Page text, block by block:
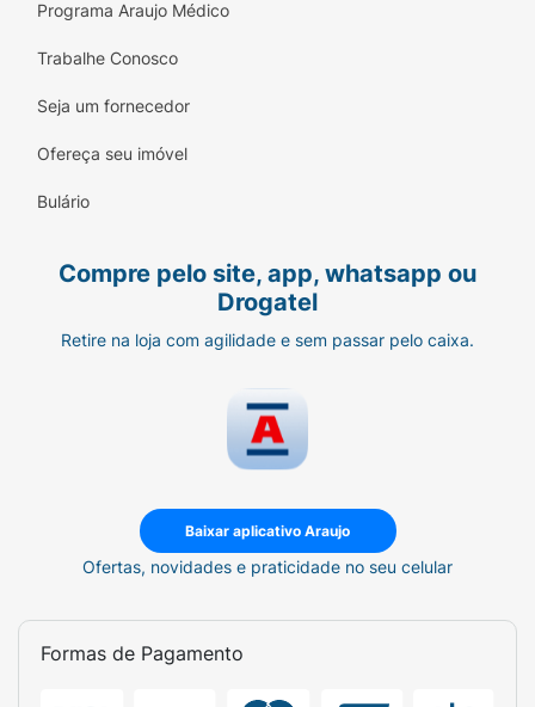
Programa Araujo Médico
Trabalhe Conosco
Seja um fornecedor
Ofereça seu imóvel
Bulário
Compre pelo site, app, whatsapp ou
Drogatel
Retire na loja com agilidade e sem passar pelo caixa.
Baixar aplicativo Araujo
Ofertas, novidades e praticidade no seu celular
Formas de Pagamento